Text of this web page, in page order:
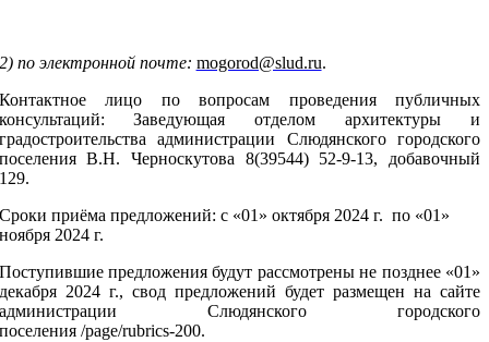
по электронной почте: mogorod@slud.ru.
лицо по вопросам проведения публичных
Заведующая отделом архитектуры и
администрации Слюдянского городского
В.Н. Черноскутова 8(39544) 52-9-13, добавочный
приёма предложений: с «01» октября 2024 г. по «01»
2024 г.
предложения будут рассмотрены не позднее «01»
2024 г., свод предложений будет размещен на сайте
Слюдянского городского
/page/rubrics-200.